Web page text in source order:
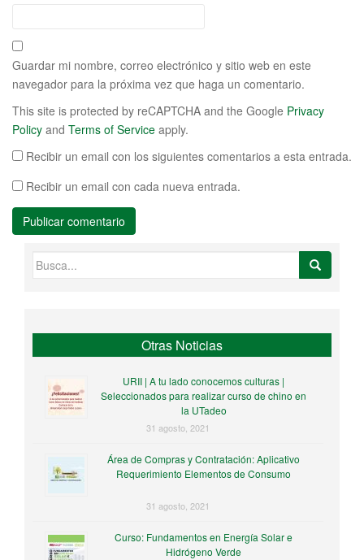
Guardar mi nombre, correo electrónico y sitio web en este
navegador para la próxima vez que haga un comentario.
This site is protected by reCAPTCHA and the Google Privacy
Policy and Terms of Service apply.
Recibir un email con los siguientes comentarios a esta entrada.
Recibir un email con cada nueva entrada.
Buscar:
Otras Noticias
URII | A tu lado conocemos culturas |
Seleccionados para realizar curso de chino en
la UTadeo
31 agosto, 2021
Área de Compras y Contratación: Aplicativo
Requerimiento Elementos de Consumo
31 agosto, 2021
Curso: Fundamentos en Energía Solar e
Hidrógeno Verde